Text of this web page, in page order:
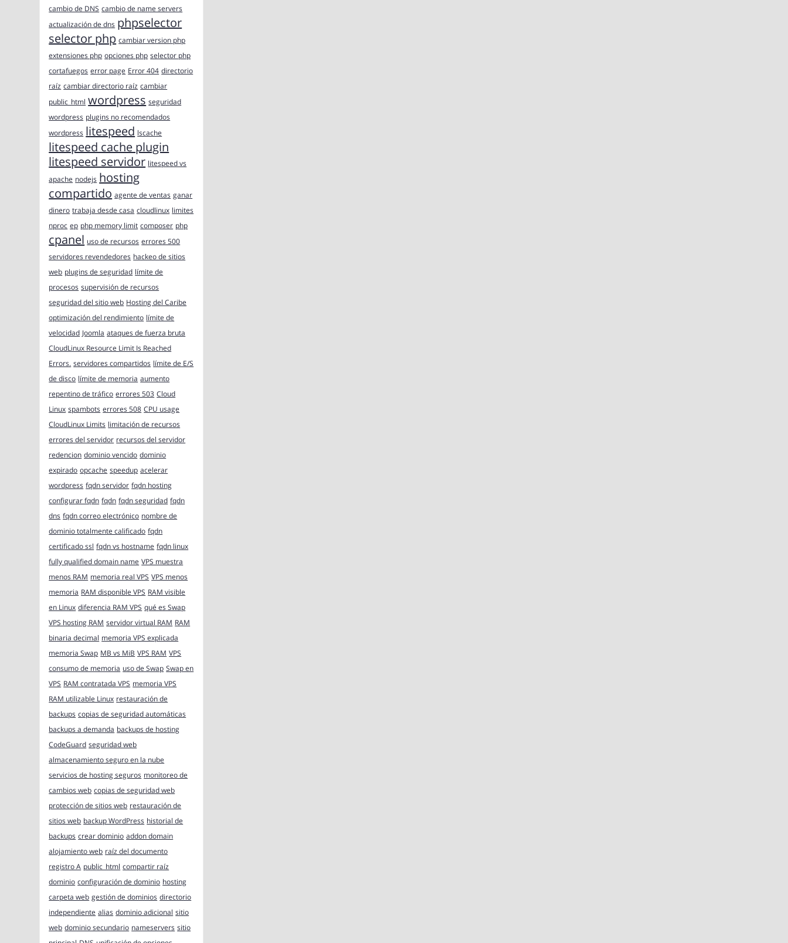
cambio de DNS cambio de name servers
actualización de dns phpselector
selector php cambiar version php
extensiones php opciones php selector php
cortafuegos error page Error 404 directorio
raíz cambiar directorio raíz cambiar
public_html wordpress seguridad
wordpress plugins no recomendados
wordpress litespeed lscache
litespeed cache plugin
litespeed servidor litespeed vs
apache nodejs hosting
compartido agente de ventas ganar
dinero trabaja desde casa cloudlinux limites
nproc ep php memory limit composer php
cpanel uso de recursos errores 500
servidores revendedores hackeo de sitios
web plugins de seguridad límite de
procesos supervisión de recursos
seguridad del sitio web Hosting del Caribe
optimización del rendimiento límite de
velocidad Joomla ataques de fuerza bruta
CloudLinux Resource Limit Is Reached
Errors. servidores compartidos límite de E/S
de disco límite de memoria aumento
repentino de tráfico errores 503 Cloud
Linux spambots errores 508 CPU usage
CloudLinux Limits limitación de recursos
errores del servidor recursos del servidor
redencion dominio vencido dominio
expirado opcache speedup acelerar
wordpress fqdn servidor fqdn hosting
configurar fqdn fqdn fqdn seguridad fqdn
dns fqdn correo electrónico nombre de
dominio totalmente calificado fqdn
certificado ssl fqdn vs hostname fqdn linux
fully qualified domain name VPS muestra
menos RAM memoria real VPS VPS menos
memoria RAM disponible VPS RAM visible
en Linux diferencia RAM VPS qué es Swap
VPS hosting RAM servidor virtual RAM RAM
binaria decimal memoria VPS explicada
memoria Swap MB vs MiB VPS RAM VPS
consumo de memoria uso de Swap Swap en
VPS RAM contratada VPS memoria VPS
RAM utilizable Linux restauración de
backups copias de seguridad automáticas
backups a demanda backups de hosting
CodeGuard seguridad web
almacenamiento seguro en la nube
servicios de hosting seguros monitoreo de
cambios web copias de seguridad web
protección de sitios web restauración de
sitios web backup WordPress historial de
backups crear dominio addon domain
alojamiento web raíz del documento
registro A public_html compartir raíz
dominio configuración de dominio hosting
carpeta web gestión de dominios directorio
independiente alias dominio adicional sitio
web dominio secundario nameservers sitio